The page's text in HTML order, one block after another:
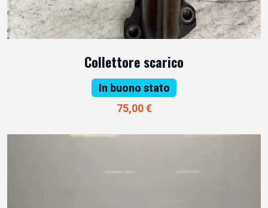
Collettore scarico
In buono stato
75,00 €